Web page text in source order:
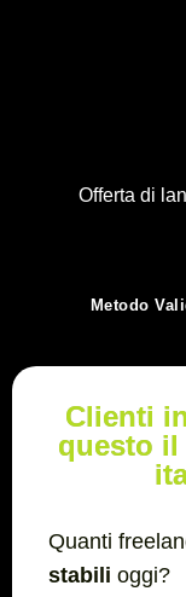
Offerta di
Metodo
Clienti
questo il
Quanti
stabili oggi?